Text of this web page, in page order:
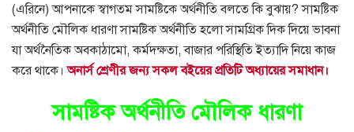
(এরিনে) আপনাকে স্বাগতম সামষ্টিকে অর্থনীতি বলতে কি বুঝায়? সামষ্টিক
অর্থনীতি মৌলিক ধারণা সামষ্টিক অর্থনীতি হলো সামগ্রিক দিক দিয়ে ভাবনা
যা অর্থনৈতিক অবকাঠামো, কর্মদক্ষতা, বাজার পরিস্থিতি ইত্যাদি নিয়ে কাজ
করে থাকে।অনার্স শ্রেণীর জন্য সকল বইয়ের প্রতিটি অধ্যায়ের সমাধান।
সামষ্টিক অর্থনীতি মৌলিক ধারণা